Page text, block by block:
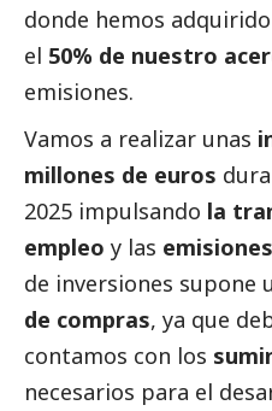
donde hemos
el 50% de nuestro
emisiones.
Vamos a realizar unas
millones de euros
2025 impulsando la
empleo y las
de inversiones supone
de compras, ya que
contamos con los
necesarios para el